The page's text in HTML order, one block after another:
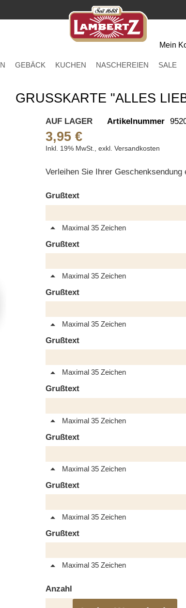
Mein
GEBÄCK KUCHEN NASCHEREIEN SALE
GRUSSKARTE "ALLES
AUF LAGER Artikelnummer
3,95 €
Inkl. 19% MwSt., exkl. Versandkosten
Verleihen Sie Ihrer
Grußtext
Maximal 35 Zeichen
Grußtext
Maximal 35 Zeichen
Grußtext
Maximal 35 Zeichen
Grußtext
Maximal 35 Zeichen
Grußtext
Maximal 35 Zeichen
Grußtext
Maximal 35 Zeichen
Grußtext
Maximal 35 Zeichen
Grußtext
Maximal 35 Zeichen
Anzahl